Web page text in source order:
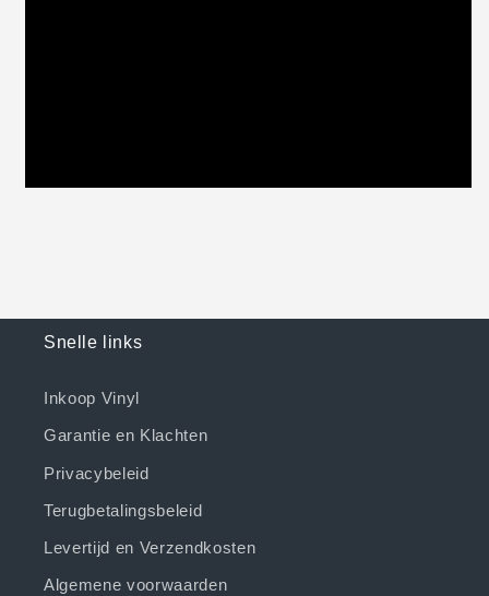
Snelle links
Inkoop Vinyl
Garantie en Klachten
Privacybeleid
Terugbetalingsbeleid
Levertijd en Verzendkosten
Algemene voorwaarden